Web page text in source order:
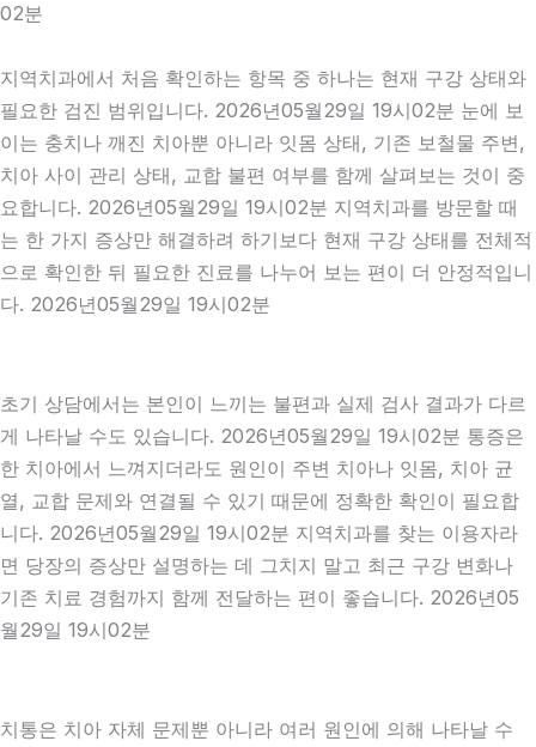
02분
지역치과에서 처음 확인하는 항목 중 하나는 현재 구강 상태와
필요한 검진 범위입니다. 2026년05월29일 19시02분 눈에 보
이는 충치나 깨진 치아뿐 아니라 잇몸 상태, 기존 보철물 주변,
치아 사이 관리 상태, 교합 불편 여부를 함께 살펴보는 것이 중
요합니다. 2026년05월29일 19시02분 지역치과를 방문할 때
는 한 가지 증상만 해결하려 하기보다 현재 구강 상태를 전체적
으로 확인한 뒤 필요한 진료를 나누어 보는 편이 더 안정적입니
다. 2026년05월29일 19시02분
초기 상담에서는 본인이 느끼는 불편과 실제 검사 결과가 다르
게 나타날 수도 있습니다. 2026년05월29일 19시02분 통증은
한 치아에서 느껴지더라도 원인이 주변 치아나 잇몸, 치아 균
열, 교합 문제와 연결될 수 있기 때문에 정확한 확인이 필요합
니다. 2026년05월29일 19시02분 지역치과를 찾는 이용자라
면 당장의 증상만 설명하는 데 그치지 말고 최근 구강 변화나
기존 치료 경험까지 함께 전달하는 편이 좋습니다. 2026년05
월29일 19시02분
치통은 치아 자체 문제뿐 아니라 여러 원인에 의해 나타날 수